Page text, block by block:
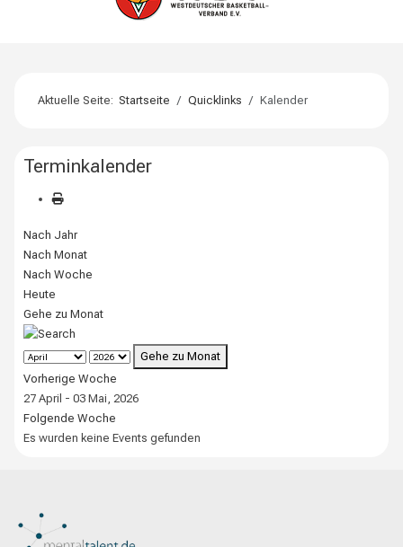
Aktuelle Seite:Startseite Quicklinks Kalender
Terminkalender
Nach Jahr
Nach Monat
Nach Woche
Heute
Gehe zu Monat
Gehe zu Monat
Vorherige Woche
27 April - 03 Mai, 2026
Folgende Woche
Es wurden keine Events gefunden